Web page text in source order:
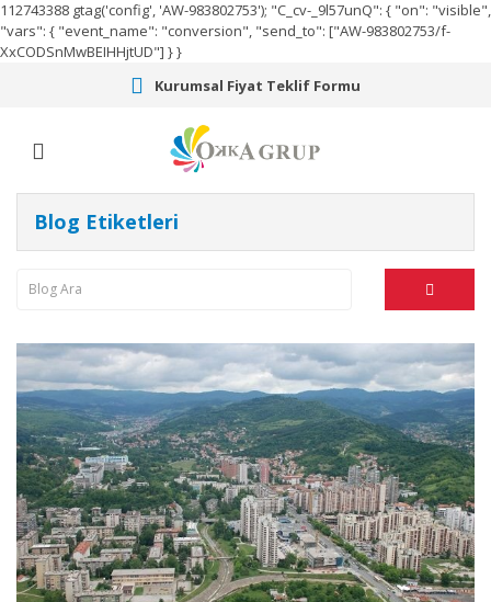
112743388 gtag('config', 'AW-983802753'); "C_cv-_9l57unQ": { "on": "visible",
"vars": { "event_name": "conversion", "send_to": ["AW-983802753/f-
XxCODSnMwBEIHHjtUD"] } }
Kurumsal Fiyat Teklif Formu
Blog Etiketleri